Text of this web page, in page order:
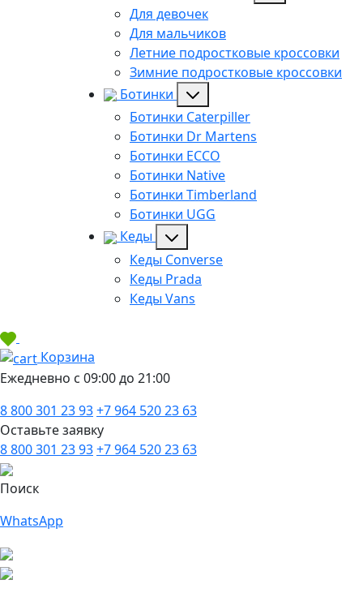
Для девочек
Для мальчиков
Летние подростковые кроссовки
Зимние подростковые кроссовки
Ботинки
Ботинки Caterpiller
Ботинки Dr Martens
Ботинки ECCO
Ботинки Native
Ботинки Timberland
Ботинки UGG
Кеды
Кеды Converse
Кеды Prada
Кеды Vans
Корзина
Ежедневно с 09:00 до 21:00
8 800 301 23 93+7 964 520 23 63
Оставьте заявку
8 800 301 23 93+7 964 520 23 63
Поиск
WhatsApp